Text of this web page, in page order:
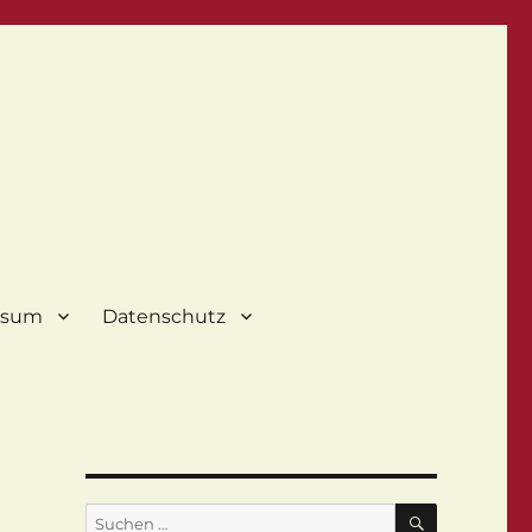
Datenschutz
Suchen
SUCHEN